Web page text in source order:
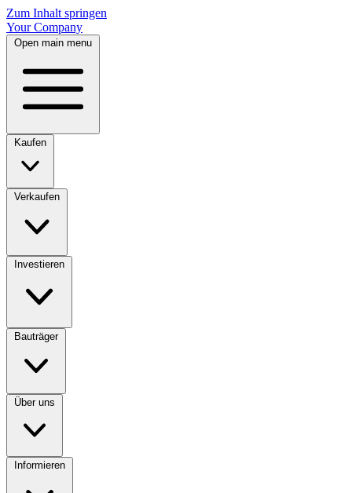
Zum Inhalt springen
Your Company
Open main menu
Kaufen
Verkaufen
Investieren
Bauträger
Über uns
Informieren